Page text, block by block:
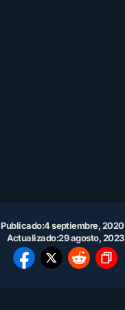
Publicado:4 septiembre, 2020
Actualizado:29 agosto, 2023